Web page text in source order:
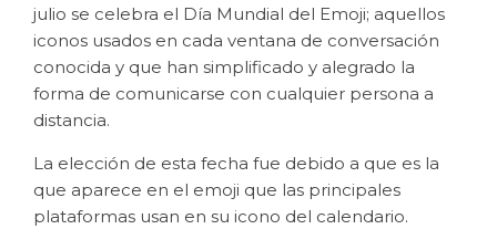
julio se celebra el Día Mundial del Emoji; aquellos
iconos usados en cada ventana de conversación
conocida y que han simplificado y alegrado la
forma de comunicarse con cualquier persona a
distancia.
La elección de esta fecha fue debido a que es la
que aparece en el emoji que las principales
plataformas usan en su icono del calendario.